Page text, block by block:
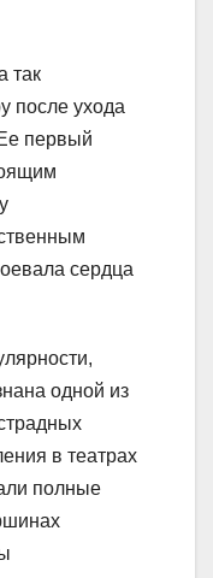
так
после ухода
первый
сердца
одной из
в театрах
полные